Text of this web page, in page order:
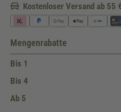
Kostenloser Versand ab 55
Mengenrabatte
Bis 1
Bis 4
Ab 5